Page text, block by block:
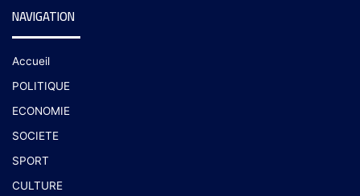
NAVIGATION
Accueil
POLITIQUE
ECONOMIE
SOCIETE
SPORT
CULTURE